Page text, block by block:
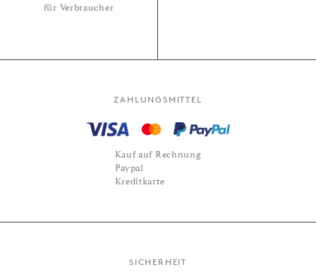
für Verbraucher
ZAHLUNGSMITTEL
Kauf auf Rechnung
Paypal
Kreditkarte
SICHERHEIT